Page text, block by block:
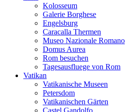
Kolosseum
Galerie Borghese
Engelsburg
Caracalla Thermen
Museo Nazionale Romano
Domus Aurea
Rom besuchen
Tagesausfluege von Rom
Vatikan
Vatikanische Museen
Petersdom
Vatikanischen Gärten
Castel Gandolfo